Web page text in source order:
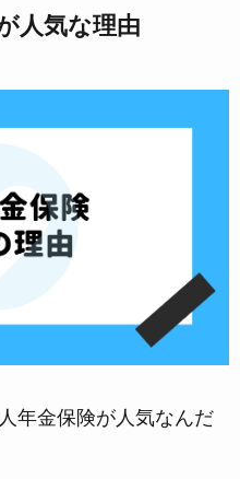
人気な理由
年金保険が人気なんだ